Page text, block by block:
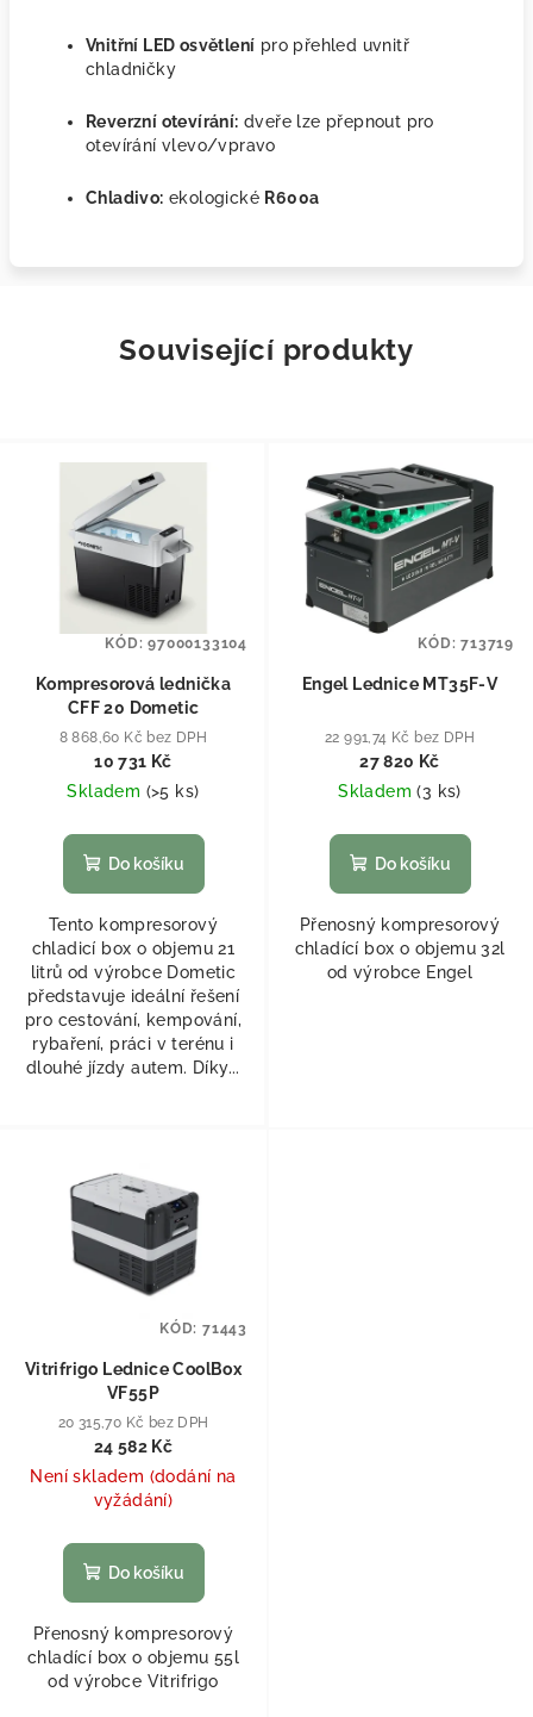
Vnitřní LED osvětlení pro přehled uvnitř
chladničky
Reverzní otevírání: dveře lze přepnout pro
otevírání vlevo/vpravo
Chladivo: ekologické R600a
Související produkty
Kompresorová lednička
CFF 20 Dometic
8 868,60 Kč bez DPH
10 731 Kč
Skladem (>5 ks)
Do košíku
Tento kompresorový
chladicí box o objemu 21
litrů od výrobce Dometic
představuje ideální řešení
pro cestování, kempování,
rybaření, práci v terénu i
dlouhé jízdy autem. Díky...
KÓD:97000133104
Engel Lednice MT35F-V
22 991,74 Kč bez DPH
27 820 Kč
Skladem(3 ks)
Do košíku
Přenosný kompresorový
chladící box o objemu 32l
od výrobce Engel
KÓD:713719
Vitrifrigo Lednice CoolBox
VF55P
20 315,70 Kč bez DPH
24 582 Kč
Není skladem (dodání na
vyžádání)
Do košíku
Přenosný kompresorový
chladící box o objemu 55l
od výrobce Vitrifrigo
KÓD: 71443